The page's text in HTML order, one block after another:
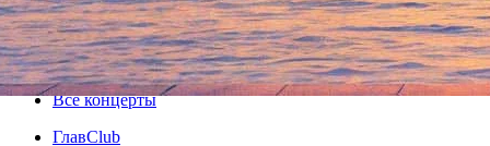
22 января 2015, четверг
Версия для печати
Все концерты
ГлавClub